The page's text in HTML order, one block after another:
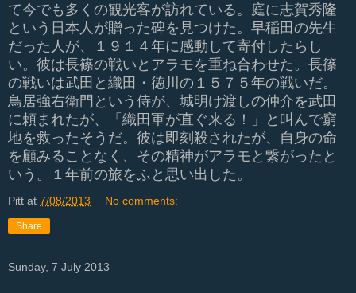
て今でも多くの観光客が訪れている。庭に志賀秀隆
という日本人が贈った碑を見つけた。早稲田の先生
だった人が、１９１４年に感動して寄付したらし
い。彼は長篠の戦いとアラモを重ね合わせた。長篠
の戦いは武田と織田・徳川の１５７５年の戦いだ。
鳥居強右衛門という侍が、城明け渡しの仲介を武田
に頼まれたが、「織田軍が直ぐ来る！」と叫んで窮
地を救ったそうだ。彼は即刻殺されたが、自身の命
を顧みることなく、その精神がアラモと繋がったと
いう。１年前の旅をふと思い出した。
Pitt at 7/08/2013 No comments:
Share
Sunday, 7 July 2013